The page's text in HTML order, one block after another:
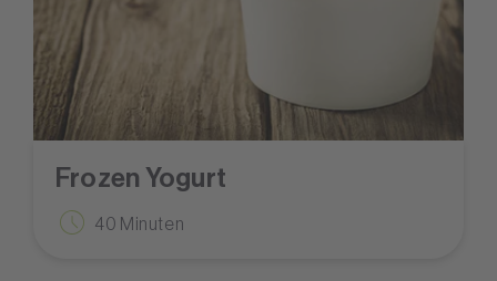
Frozen Yogurt
40 Minuten